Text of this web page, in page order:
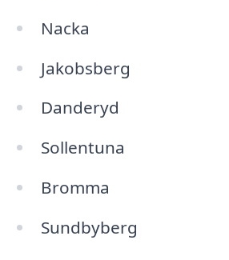
Nacka
Jakobsberg
Danderyd
Sollentuna
Bromma
Sundbyberg